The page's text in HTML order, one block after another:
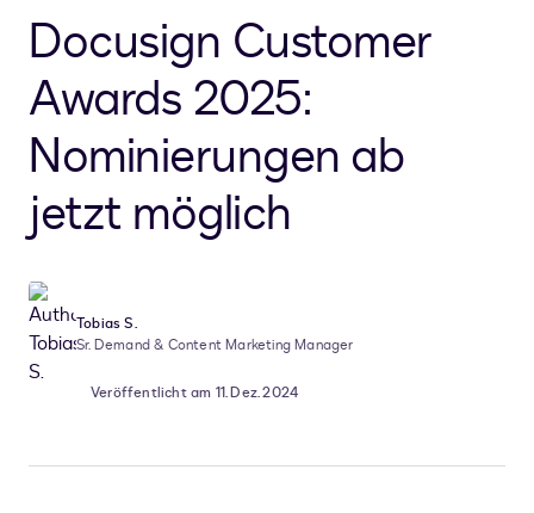
Docusign Customer
Awards 2025:
Nominierungen ab
jetzt möglich
Tobias S.
Sr. Demand & Content Marketing Manager
Veröffentlicht am 11. Dez. 2024